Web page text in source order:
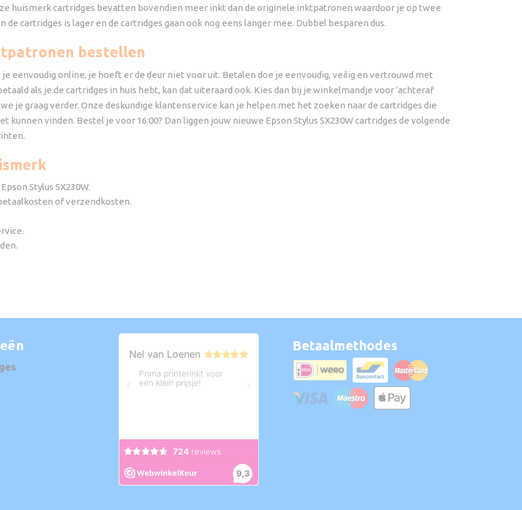
huismerk cartridges bevatten bovendien meer inkt dan de originele inktpatronen waardoor je op twee
cartridges is lager en de cartridges gaan ook nog eens langer mee. Dubbel besparen dus.
bestellen
je eenvoudig online, je hoeft er de deur niet voor uit. Betalen doe je eenvoudig, veilig en vertrouwd met
als je de cartridges in huis hebt, kan dat uiteraard ook. Kies dan bij je winkelmandje voor 'achteraf
je graag verder. Onze deskundige klantenservice kan je helpen met het zoeken naar de cartridges die
vinden. Bestel je voor 16:00? Dan liggen jouw nieuwe Epson Stylus SX230W cartridges de volgende
Stylus SX230W.
of verzendkosten.
Betaalmethodes